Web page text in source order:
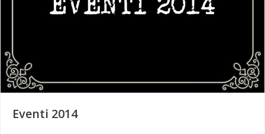
Eventi 2014